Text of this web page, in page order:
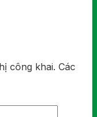
công khai. Các